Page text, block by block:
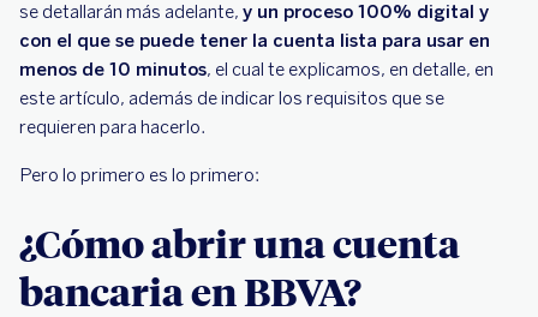
se detallarán más adelante, y un proceso 100% digital y
con el que se puede tener la cuenta lista para usar en
menos de 10 minutos, el cual te explicamos, en detalle, en
este artículo, además de indicar los requisitos que se
requieren para hacerlo.
Pero lo primero es lo primero:
¿Cómo abrir una cuenta
bancaria en BBVA?